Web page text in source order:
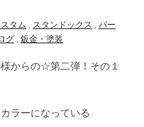
タム , スタンドックス , パー
グ ,鈑金・塗装
からの☆第二弾！その１
ラーになっている